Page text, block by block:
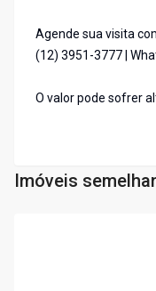
Agende sua visita
(12) 3951-3777 |
O valor pode sofrer
Imóveis